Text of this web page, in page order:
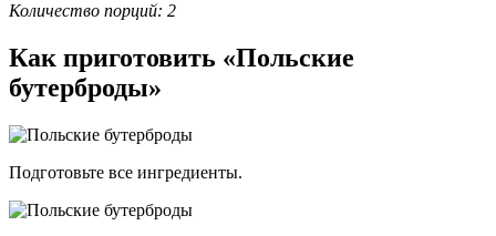
Количество порций: 2
Как приготовить «Польские
бутерброды»
Подготовьте все ингредиенты.